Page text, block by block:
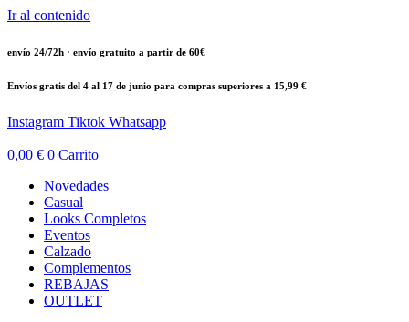
Ir al contenido
envío 24/72h · envío gratuito a partir de 60€
Envíos gratis del 4 al 17 de junio para compras superiores a 15,99 €
Instagram Tiktok Whatsapp
0,00 € 0 Carrito
Novedades
Casual
Looks Completos
Eventos
Calzado
Complementos
REBAJAS
OUTLET